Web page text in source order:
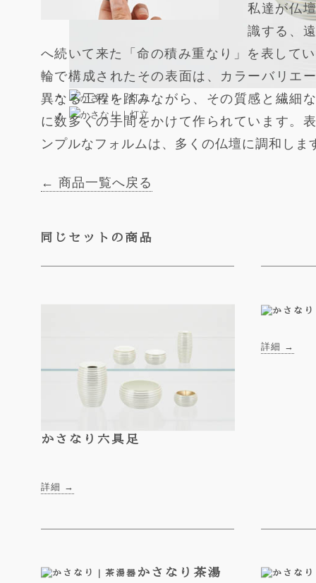
私達が仏
識する、
へ続いて来た「命の積み重なり」を表して
輪で構成されたその表面は、カラーバリエ
異なる工程を踏みながら、その質感と繊細
に数多くの手間をかけて作られています。
ンプルなフォルムは、多くの仏壇に調和しま
← 商品一覧へ戻る
同じセットの商品
かさなり 六具足
詳細 →
詳細 →
かさなり 茶湯